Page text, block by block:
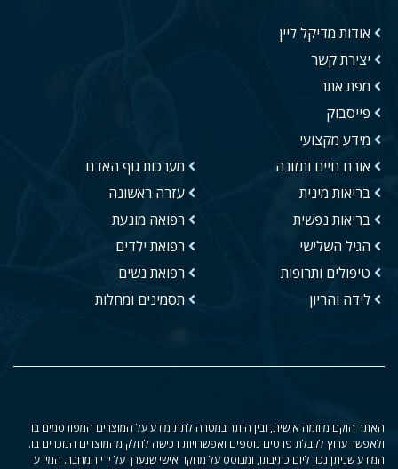
אודות מדיקל ליין
יצירת קשר
מפת אתר
פייסבוק
מידע מקצועי
אורח חיים ותזונה
בריאות מינית
בריאות נפשית
הגיל השלישי
טיפולים ותרופות
לידה והריון
מערכות גוף האדם
עזרה ראשונה
רפואה מונעת
רפואת ילדים
רפואת נשים
תסמינים ומחלות
האתר הוקם מיוזמה אישית, ובין היתר במטרה לתת מידע על המוצרים המפורסמים בו
ולאפשר ערוץ לקבלת פרטים נוספים ואפשרויות רכישה לחלק מהמוצרים הנזכרים בו.
המידע שניתן נכון ליום כתיבתו, ומבוסס על מחקר אישי שנערך על ידי המחבר. המידע